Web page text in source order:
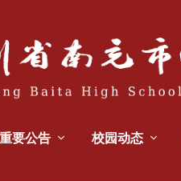
重要公告 校园动态